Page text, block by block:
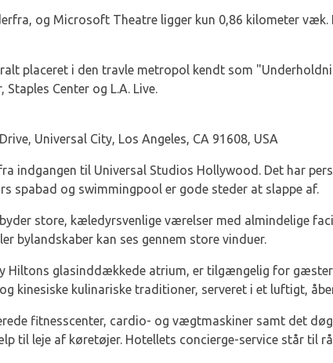
og Microsoft Theatre ligger kun 0,86 kilometer
placeret i den travle metropol kendt som
Center og L.A. Live.
Universal City, Los Angeles, CA 91608, USA
indgangen til Universal Studios Hollywood. Det har
spabad og swimmingpool er gode steder at slappe af.
store, kæledyrsvenlige værelser med almindelige
bylandskaber kan ses gennem store vinduer.
Hiltons glasinddækkede atrium, er tilgængelig for
kinesiske kulinariske traditioner, serveret i et luftigt,
fitnesscenter, cardio- og vægtmaskiner samt det
til leje af køretøjer. Hotellets concierge-service står til